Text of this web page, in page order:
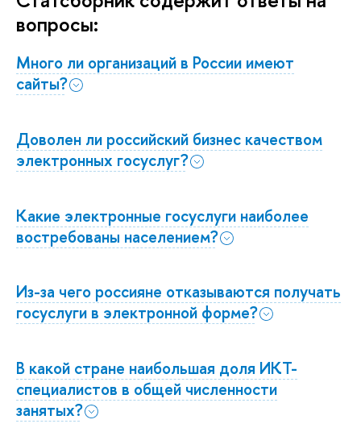
вопросы:
Много ли организаций в России имеют
сайты?
Доволен ли российский бизнес качеством
электронных госуслуг?
Какие электронные госуслуги наиболее
востребованы населением?
Из-за чего россияне отказываются получать
госуслуги в электронной форме?
В какой стране наибольшая доля ИКТ-
специалистов в общей численности
занятых?